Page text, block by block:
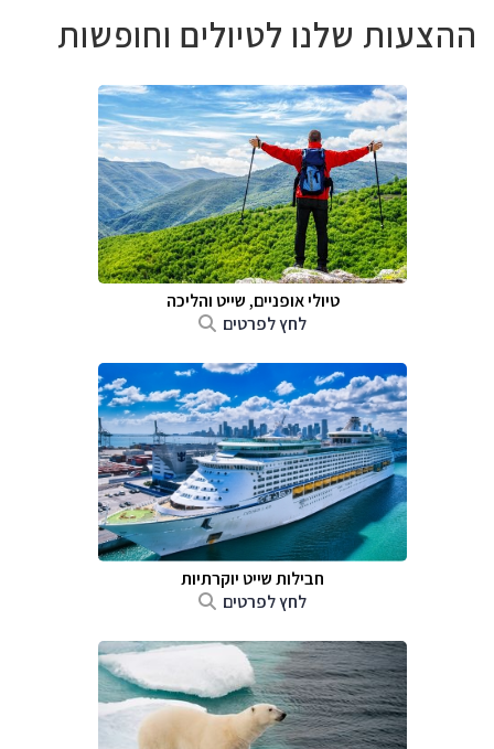
ההצעות שלנו לטיולים וחופשות
טיולי אופניים, שייט והליכה
לחץ לפרטים
חבילות שייט יוקרתיות
לחץ לפרטים